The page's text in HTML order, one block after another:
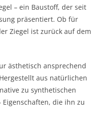
– ein Baustoff, der seit
präsentiert. Ob für
Ziegel ist zurück auf dem
ästhetisch ansprechend
aus natürlichen
zu synthetischen
die ihn zu